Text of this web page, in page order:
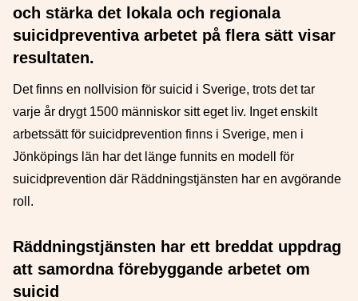
och stärka det lokala och regionala
suicidpreventiva arbetet på flera sätt visar
resultaten.
Det finns en nollvision för suicid i Sverige, trots det tar
varje år drygt 1500 människor sitt eget liv. Inget enskilt
arbetssätt för suicidprevention finns i Sverige, men i
Jönköpings län har det länge funnits en modell för
suicidprevention där Räddningstjänsten har en avgörande
roll.
Räddningstjänsten har ett breddat uppdrag
att samordna förebyggande arbetet om
suicid